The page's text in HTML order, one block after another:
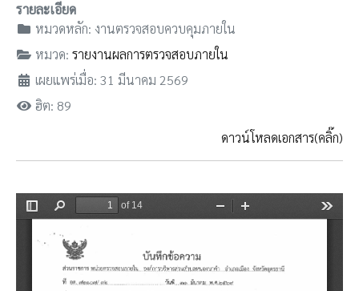
รายละเอียด
หมวดหลัก: งานตรวจสอบควบคุมภายใน
หมวด: รายงานผลการตรวจสอบภายใน
เผยแพร่เมื่อ: 31 มีนาคม 2569
ฮิต: 89
ดาวน์โหลดเอกสาร(คลิ๊ก)